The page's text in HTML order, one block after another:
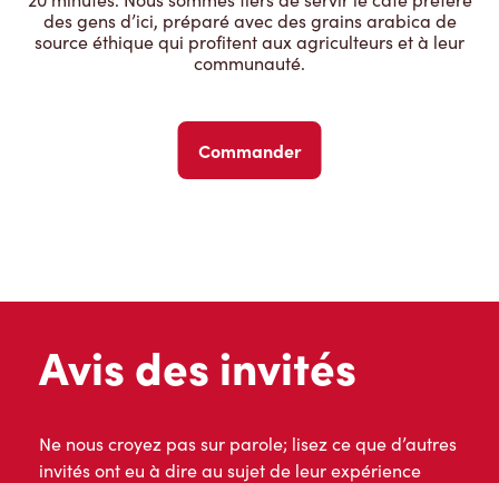
des gens d’ici, préparé avec des grains arabica de
source éthique qui profitent aux agriculteurs et à leur
communauté.
Commander
Avis des invités
Ne nous croyez pas sur parole; lisez ce que d’autres
invités ont eu à dire au sujet de leur expérience